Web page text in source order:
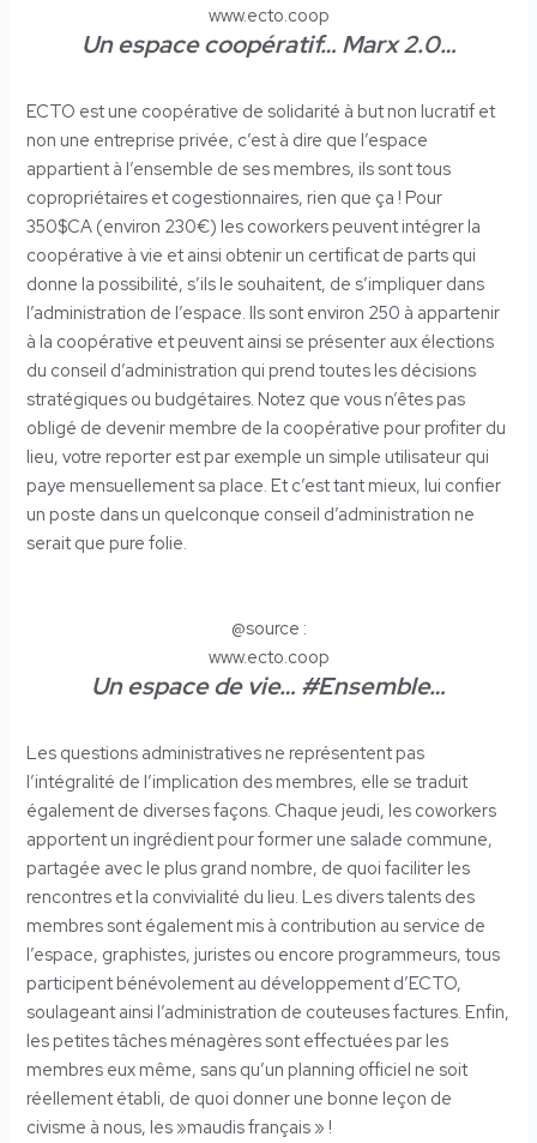
www.ecto.coop
Un espace coopératif… Marx 2.0…
ECTO est une coopérative de solidarité à but non lucratif et
non une entreprise privée, c’est à dire que l’espace
appartient à l’ensemble de ses membres, ils sont tous
copropriétaires et cogestionnaires, rien que ça ! Pour
350$CA (environ 230€) les coworkers peuvent intégrer la
coopérative à vie et ainsi obtenir un certificat de parts qui
donne la possibilité, s’ils le souhaitent, de s’impliquer dans
l’administration de l’espace. Ils sont environ 250 à appartenir
à la coopérative et peuvent ainsi se présenter aux élections
du conseil d’administration qui prend toutes les décisions
stratégiques ou budgétaires. Notez que vous n’êtes pas
obligé de devenir membre de la coopérative pour profiter du
lieu, votre reporter est par exemple un simple utilisateur qui
paye mensuellement sa place. Et c’est tant mieux, lui confier
un poste dans un quelconque conseil d’administration ne
serait que pure folie.
@source :
www.ecto.coop
Un espace de vie… #Ensemble…
Les questions administratives ne représentent pas
l’intégralité de l’implication des membres, elle se traduit
également de diverses façons. Chaque jeudi, les coworkers
apportent un ingrédient pour former une salade commune,
partagée avec le plus grand nombre, de quoi faciliter les
rencontres et la convivialité du lieu. Les divers talents des
membres sont également mis à contribution au service de
l’espace, graphistes, juristes ou encore programmeurs, tous
participent bénévolement au développement d’ECTO,
soulageant ainsi l’administration de couteuses factures. Enfin,
les petites tâches ménagères sont effectuées par les
membres eux même, sans qu’un planning officiel ne soit
réellement établi, de quoi donner une bonne leçon de
civisme à nous, les »maudis français » !